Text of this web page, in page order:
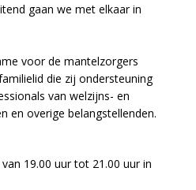
gaan we met elkaar in
voor de mantelzorgers
die zij ondersteuning
van welzijns- en
en overige belangstellenden.
19.00 uur tot 21.00 uur in